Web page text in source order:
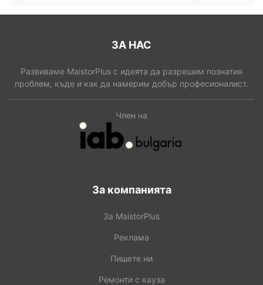
ЗА НАС
Развиваме MaistorPlus с идеята да разрешим познатия
проблем, къде и как да намерим добър професионалист.
Член на
За компанията
За MaistorPlus
Реклама
Пишете ни
Ремонти с кауза